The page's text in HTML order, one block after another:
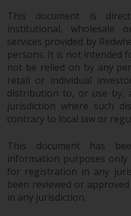
Informationen
Haftung
Obwohl
sicherzustellen,
Informationen
zum Zeitpunkt
vollständig
Redwheel
eines ihrer
This document is
institutional, wholesale
services provided by
persons. It is not intended
not be relied on by any
retail or individual
distribution to, or use by,
jurisdiction where such
contrary to local law or
This document has
information purposes
for registration in any
been reviewed or
in any jurisdiction.